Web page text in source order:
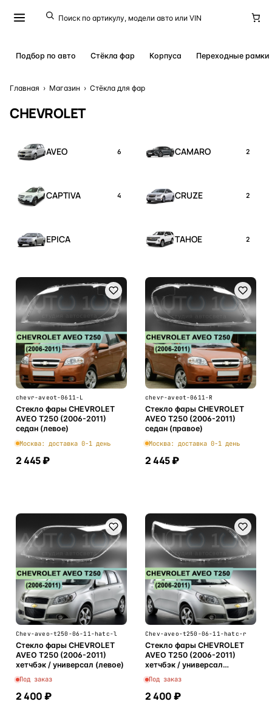
Подбор по авто Стёкла фар Корпуса Переходные рамки
Главная › Магазин › Стёкла для фар
CHEVROLET
AVEO 6 CAMARO 2
CAPTIVA 4 CRUZE 2
EPICA TAHOE 2
chevr-aveot-0611-L
Стекло фары CHEVROLET
AVEO T250 (2006-2011)
седан (левое)
Москва: доставка 0-1 день
2 445 ₽
chevr-aveot-0611-R
Стекло фары CHEVROLET
AVEO T250 (2006-2011)
седан (правое)
Москва: доставка 0-1 день
2 445 ₽
Chev-aveo-t250-06-11-hatc-l
Стекло фары CHEVROLET
AVEO T250 (2006-2011)
хетчбэк / универсал (левое)
Под заказ
2 400 ₽
Chev-aveo-t250-06-11-hatc-r
Стекло фары CHEVROLET
AVEO T250 (2006-2011)
хетчбэк / универсал
(правое)
Под заказ
2 400 ₽